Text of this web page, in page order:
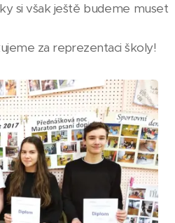
si však ještě budeme muset
za reprezentaci školy!